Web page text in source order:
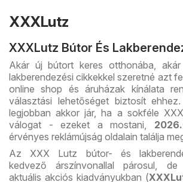
XXXLutz
XXXLutz Bútor És
Akár új bútort keres otthonába,
lakberendezési cikkekkel szeretné azt
online shop és áruházak kínálata
választási lehetőséget biztosít
legjobban akkor jár, ha a sokféle
válogat - ezeket a mostani,
érvényes reklámújság oldalain találja
Az XXX Lutz bútor- és
kedvező árszínvonallal párosul,
aktuális akciós kiadványukban (